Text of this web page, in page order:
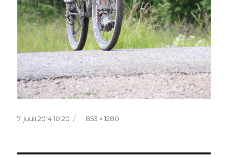
Postitatud
7. juuli 2014 10:20 Täissuurus
853 × 1280